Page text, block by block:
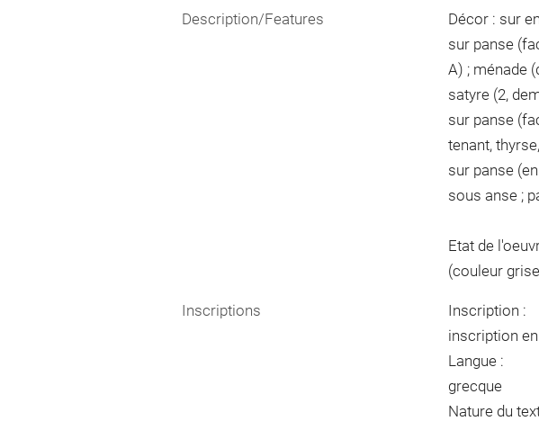
Description/Features
Décor : sur
sur panse
A) ; ménade
satyre (2,
sur panse
tenant,
sur panse
sous anse ;
Etat de
(couleur
Inscriptions
Inscription :
inscription
Langue :
grecque
Nature du